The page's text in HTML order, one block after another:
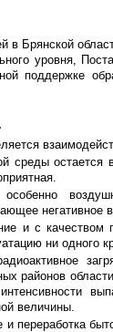
в Брянской
уровня,
поддержке
среды
негативное
и с
ни одного
районов
величины.
и переработка